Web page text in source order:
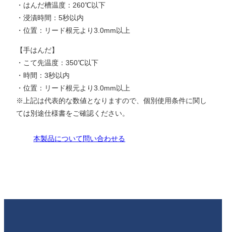
・はんだ槽温度：260℃以下
・浸漬時間：5秒以内
・位置：リード根元より3.0mm以上
【手はんだ】
・こて先温度：350℃以下
・時間：3秒以内
・位置：リード根元より3.0mm以上
※上記は代表的な数値となりますので、個別使用条件に関し
ては別途仕様書をご確認ください。
本製品について問い合わせる